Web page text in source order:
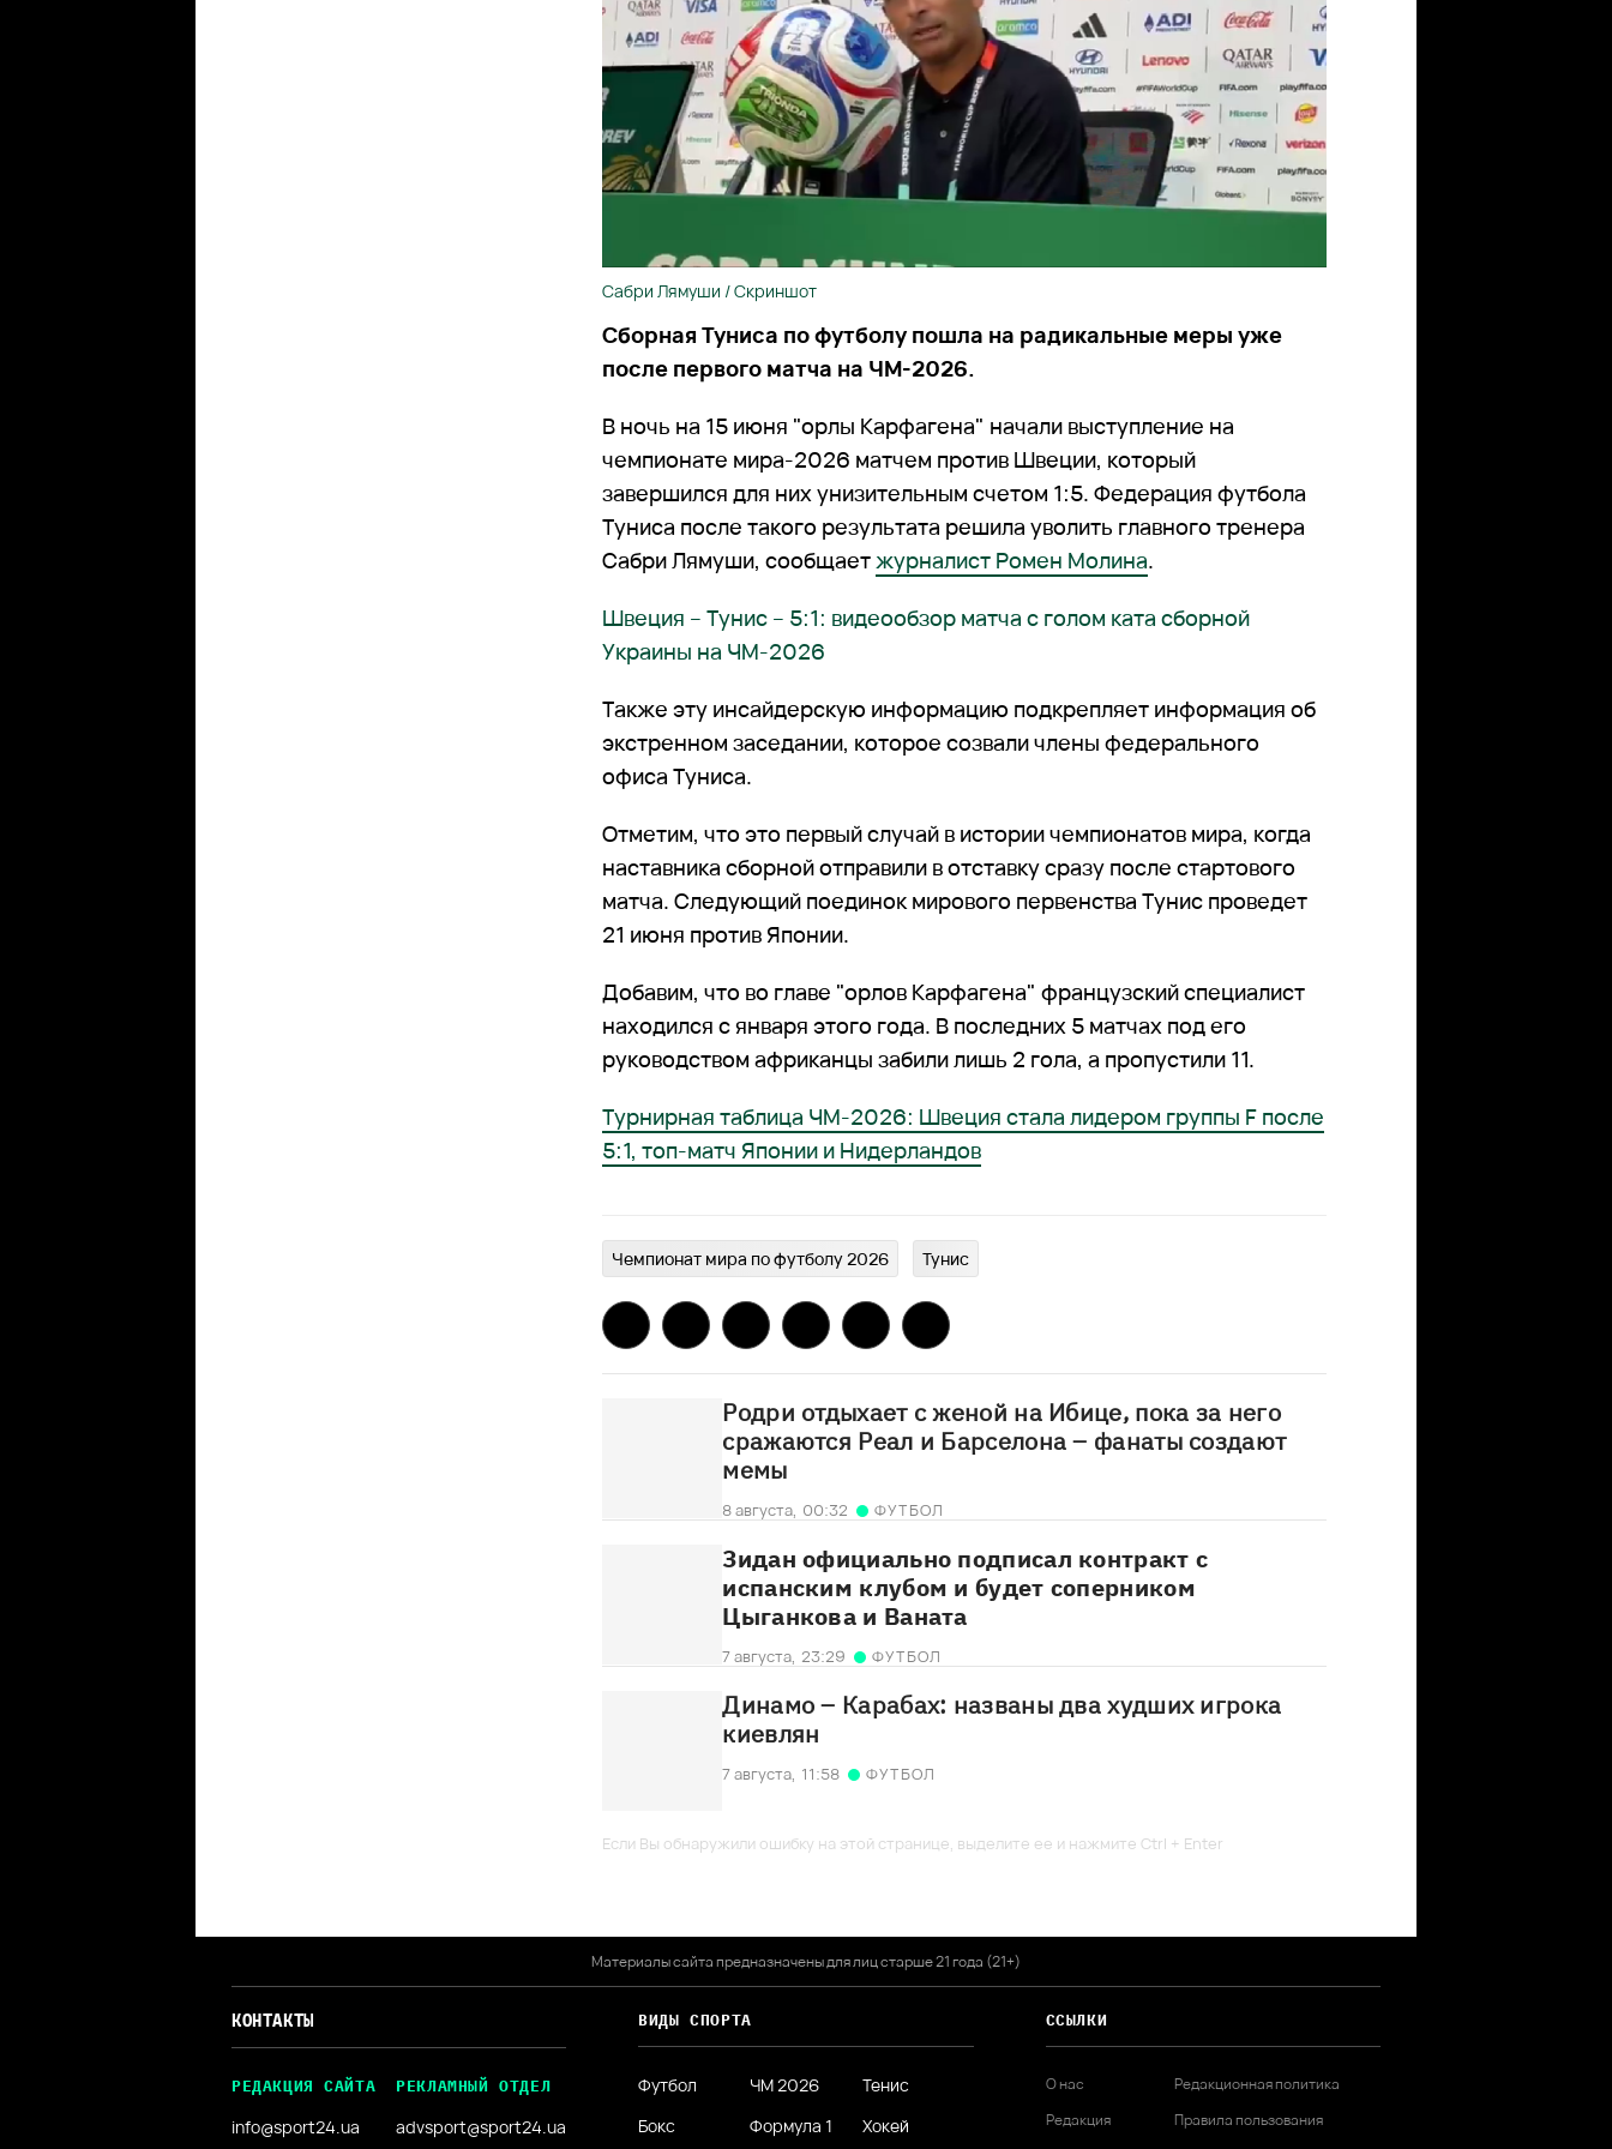
Сабри Лямуши / Скриншот
Сборная Туниса по футболу пошла на радикальные меры уже
после первого матча на ЧМ-2026.
В ночь на 15 июня "орлы Карфагена" начали выступление на
чемпионате мира-2026 матчем против Швеции, который
завершился для них унизительным счетом 1:5. Федерация футбола
Туниса после такого результата решила уволить главного тренера
Сабри Лямуши, сообщаетжурналист Ромен Молина.
Швеция – Тунис – 5:1: видеообзор матча с голом ката сборной
Украины на ЧМ-2026
Также эту инсайдерскую информацию подкрепляет информация об
экстренном заседании, которое созвали члены федерального
офиса Туниса.
Отметим, что это первый случай в истории чемпионатов мира, когда
наставника сборной отправили в отставку сразу после стартового
матча. Следующий поединок мирового первенства Тунис проведет
21 июня против Японии.
Добавим, что во главе "орлов Карфагена" французский специалист
находился с января этого года. В последних 5 матчах под его
руководством африканцы забили лишь 2 гола, а пропустили 11.
Турнирная таблица ЧМ-2026: Швеция стала лидером группы F после
5:1, топ-матч Японии и Нидерландов
Чемпионат мира по футболу 2026 Тунис
Родри отдыхает с женой на Ибице, пока за него
сражаются Реал и Барселона – фанаты создают
мемы
8 августа, 00:32 ФУТБОЛ
Зидан официально подписал контракт с
испанским клубом и будет соперником
Цыганкова и Ваната
7 августа, 23:29 ФУТБОЛ
Динамо – Карабах: названы два худших игрока
киевлян
7 августа, 11:58 ФУТБОЛ
Если Вы обнаружили ошибку на этой странице, выделите ее и нажмите Ctrl + Enter
Материалы сайта предназначены для лиц старше 21 года (21+)
КОНТАКТЫ
РЕДАКЦИЯ САЙТА
info@sport24.ua
РЕКЛАМНЫЙ ОТДЕЛ
advsport@sport24.ua
ВИДЫ СПОРТА
Футбол ЧМ 2026
Тенис
Бокс
Формула 1 Хокей
ССЫЛКИ
О нас
Редакция
Редакционная политика
Правила пользования